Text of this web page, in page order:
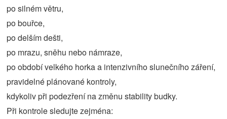
po silném větru,
po bouřce,
po delším dešti,
po mrazu, sněhu nebo námraze,
po období velkého horka a intenzivního slunečního záření,
pravidelné plánované kontroly,
kdykoliv při podezření na změnu stability budky.
Při kontrole sledujte zejména: